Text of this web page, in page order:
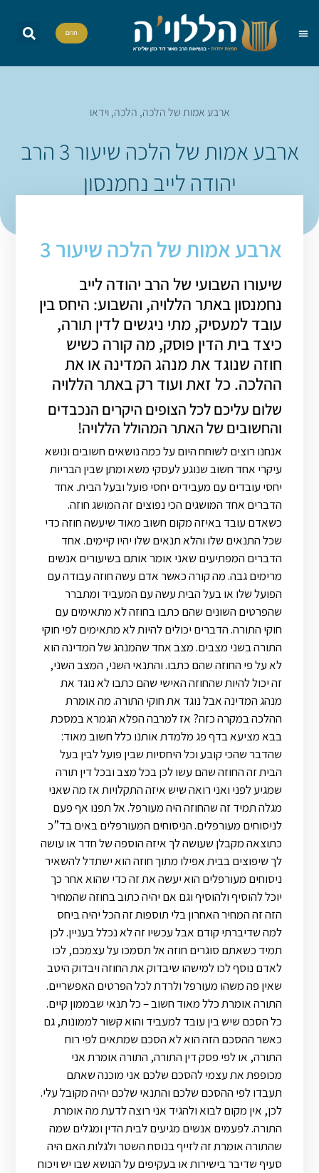
תרום
ארבע אמות של הלכה, הלכה,וידאו
ארבע אמות של הלכה שיעור 3 הרב
יהודה לייב נחמנסון
ארבע אמות של הלכה שיעור 3
שיעורו השבועי של הרב יהודה לייב
נחמנסון באתר הללויה, והשבוע: היחס בין
עובד למעסיק, מתי ניגשים לדין תורה,
כיצד בית הדין פוסק, מה קורה כשיש
חוזה שנוגד את מנהג המדינה או את
ההלכה. כל זאת ועוד רק באתר הללויה
שלום עליכם לכל הצופים היקרים הנכבדים
והחשובים של האתר המהולל הללויה!
אנחנו רוצים לשוחח היום על כמה נושאים חשובים ונושא
עיקרי אחד חשוב שנוגע לעסקי משא ומתן שבין הבריות
יחסי עובדים עם מעבידים יחסי פועל ובעל הבית. אחד
הדברים אחד המושגים הכי נפוצים זה המושג חוזה.
כשאדם עובד באיזה מקום חשוב מאוד שיעשה חוזה כדי
שכל התנאים שלו והלא תנאים שלו יהיו קיימים. אחד
הדברים המפתיעים שאני אומר אותם בשיעורים אנשים
מרימים גבה. מה קורה כאשר אדם עשה חוזה עבודה עם
הפועל שלו או בעל הבית עשה עם המעביד ומתברר
שהפרטים השונים שהם כתבו בחוזה לא מתאימים עם
חוקי התורה. הדברים יכולים להיות לא מתאימים לפי חוקי
התורה בשני מצבים. מצב אחד שהמנהג של המדינה הוא
לא על פי החוזה שהם כתבו. והתנאי השני, המצב השני,
זה יכול להיות שהחוזה האישי שהם כתבו לא נוגד את
מנהג המדינה אבל נוגד את חוקי התורה. מה אומרת
ההלכה במקרה כזה? אז למרבה הפלא הגמרא במסכת
בבא מציעא בדף פג מלמדת אותנו כלל חשוב מאוד:
שהדבר שהכי קובע וכל היחסיות שבין פועל לבין בעל
הבית זה החוזה שהם עשו לכן בכל מצב ובכל דין תורה
שמגיע לפני ואני רואה שיש איזה התקלויות אז מה שאני
מגלה תמיד זה שהחוזה היה מעורפל. אל תפנו אף פעם
לניסוחים מעורפלים. הניסוחים המעורפלים באים בד”כ
כתוצאה מקבלן שעושה לך איזה הוספה של חדר או עושה
לך שיפוצים בבית אפילו מתוך חוזה הוא ישתדל להשאיר
ניסוחים מעורפלים הוא יעשה את זה כדי שהוא אחר כך
יוכל להוסיף ולהוסיף וגם אם יהיה כתוב בחוזה שהמחיר
הזה זה המחיר האחרון בלי תוספות זה הכל יהיה ביחס
למה שדיברתי קודם אבל עכשיו זה לא נכלל בעניין. לכן
תמיד כשאתם סוגרים חוזה אל תסמכו על עצמכם, לכו
לאדם נוסף לכו למישהו שיבדוק את החוזה ויבדוק היטב
שאין פה משהו מעורפל ולרדת לכל הפרטים האפשריים.
התורה אומרת כלל מאוד חשוב – כל תנאי שבממון קיים.
כל הסכם שיש בין עובד למעביד והוא קשור לממונות, גם
כאשר ההסכם הזה הוא לא הסכם שמתאים לפי רוח
התורה, או לפי פסק דין התורה, התורה אומרת אני
מכופפת את עצמי להסכם שלכם אני מוכנה שאתם
תעבדו לפי ההסכם שלכם והתנאי שלכם יהיה מקובל עלי.
לכן, אין מקום לבוא ולהגיד אני רוצה לדעת מה אומרת
התורה. לפעמים אנשים מגיעים לבית הדין ומגלים שמה
שהתורה אומרת זה לזייף בנוסח השטר ולגלות האם היה
סעיף שדיבר בישירות או בעקיפים על הנושא שבו יש ויכוח